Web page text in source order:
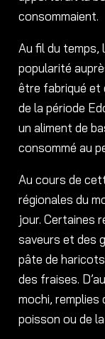
consommaient.
Au fil du temps,
popularité
être fabriqué et
de la période
un aliment de
consommé au
Au cours de
régionales du
jour. Certaines
saveurs et des
pâte de
des fraises.
mochi, remplies
poisson ou de